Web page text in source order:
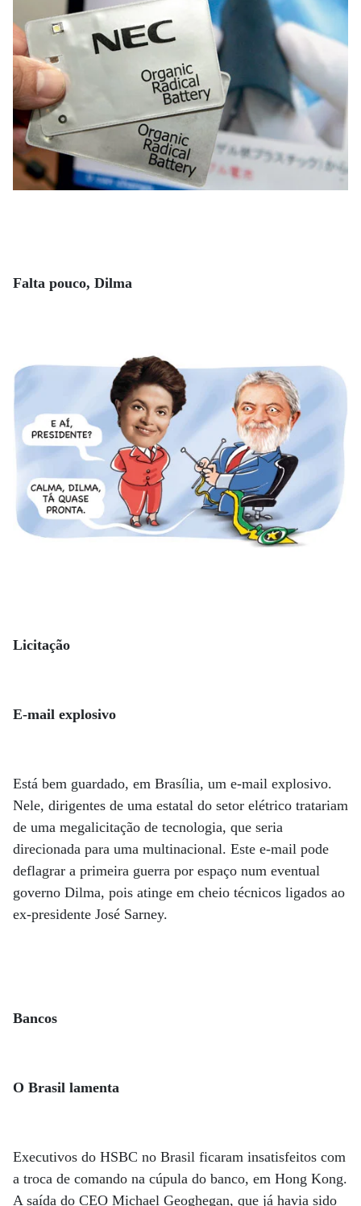
Falta pouco, Dilma
Licitação
E-mail explosivo
Está bem guardado, em Brasília, um e-mail explosivo.
Nele, dirigentes de uma estatal do setor elétrico tratariam
de uma megalicitação de tecnologia, que seria
direcionada para uma multinacional. Este e-mail pode
deflagrar a primeira guerra por espaço num eventual
governo Dilma, pois atinge em cheio técnicos ligados ao
ex-presidente José Sarney.
Bancos
O Brasil lamenta
Executivos do HSBC no Brasil ficaram insatisfeitos com
a troca de comando na cúpula do banco, em Hong Kong.
A saída do CEO Michael Geoghegan, que já havia sido